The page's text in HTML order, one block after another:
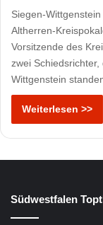
Siegen-
Altherren-
Vorsitzende des
zwei
Wittgenstein
Weiterlesen >>
Südwestfalen